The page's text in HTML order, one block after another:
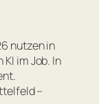
nutzen in
im Job. In
–